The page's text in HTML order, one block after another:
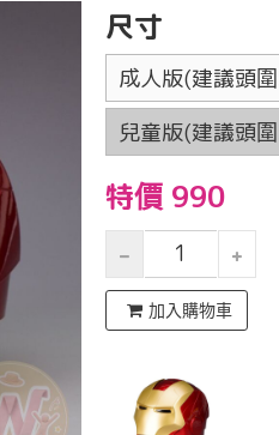
尺寸
成人版(建議頭
兒童版(建議頭
特價 990
加入購物車